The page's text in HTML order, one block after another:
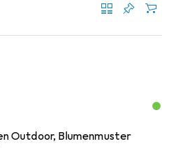
Outdoor, Blumenmuster